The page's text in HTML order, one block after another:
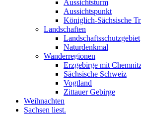
Aussichtsturm
Aussichtspunkt
Königlich-Sächsische
Landschaften
Landschaftsschutzgebiet
Naturdenkmal
Wanderregionen
Erzgebirge mit
Sächsische Schweiz
Vogtland
Zittauer Gebirge
Weihnachten
Sachsen liest.